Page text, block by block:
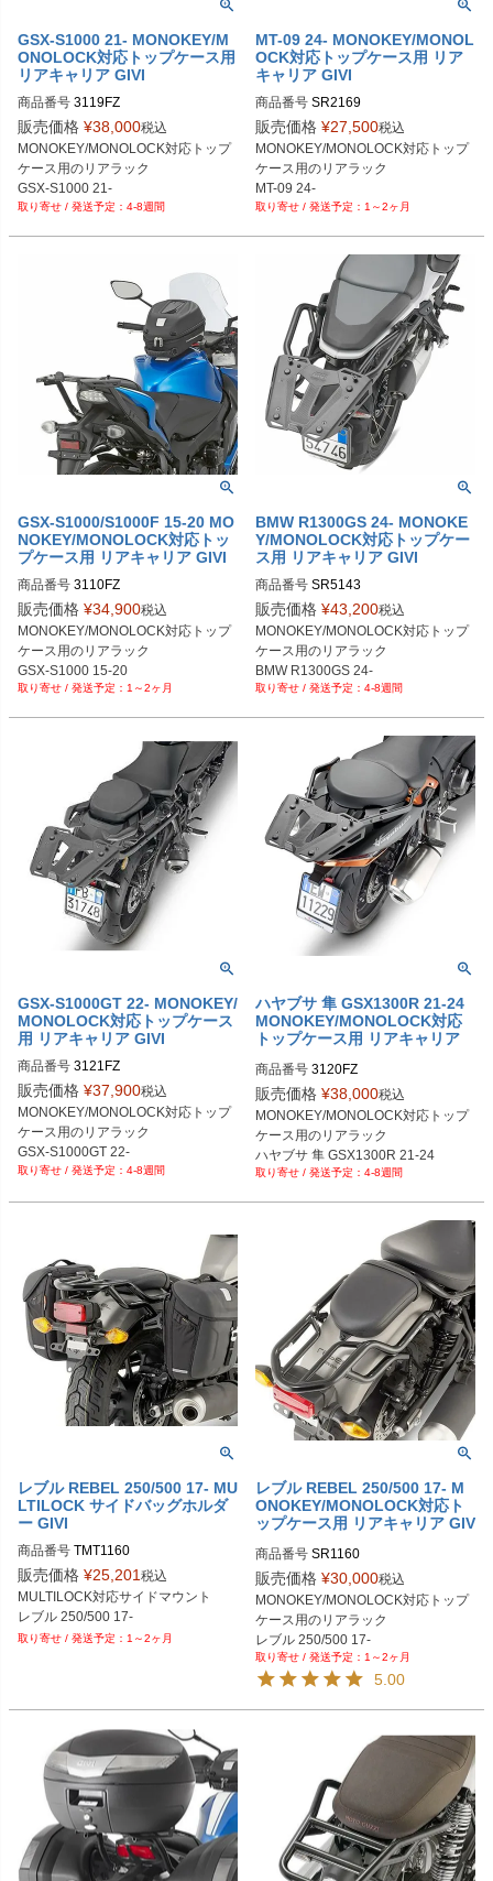
GSX-S1000 21- MONOKEY/M
ONOLOCK対応トップケース用
リアキャリア GIVI
商品番号 3119FZ
販売価格 ¥38,000税込
MONOKEY/MONOLOCK対応トップ
ケース用のリアラック
GSX-S1000 21-
4-8週間
MT-09 24- MONOKEY/MONOL
OCK対応トップケース用 リア
キャリア GIVI
商品番号 SR2169
販売価格 ¥27,500税込
MONOKEY/MONOLOCK対応トップ
ケース用のリアラック
MT-09 24-
1～2ヶ月
GSX-S1000/S1000F 15-20 MO
NOKEY/MONOLOCK対応トッ
プケース用 リアキャリア GIVI
商品番号 3110FZ
販売価格 ¥34,900税込
MONOKEY/MONOLOCK対応トップ
ケース用のリアラック
GSX-S1000 15-20
GSX-S1000F 15-201～2ヶ月
BMW R1300GS 24- MONOKE
Y/MONOLOCK対応トップケー
ス用 リアキャリア GIVI
商品番号 SR5143
販売価格 ¥43,200税込
MONOKEY/MONOLOCK対応トップ
ケース用のリアラック
BMW R1300GS 24-
4-8週間
GSX-S1000GT 22- MONOKEY/
MONOLOCK対応トップケース
用 リアキャリア GIVI
商品番号 3121FZ
販売価格 ¥37,900税込
MONOKEY/MONOLOCK対応トップ
ケース用のリアラック
4-8週間
ハヤブサ 隼 GSX1300R 21-24
MONOKEY/MONOLOCK対応
トップケース用 リアキャリア
商品番号 3120FZ
販売価格 ¥38,000税込
MONOKEY/MONOLOCK対応トップ
ケース用のリアラック
ハヤブサ 隼 GSX1300R 21-24
4-8週間
レブル REBEL 250/500 17- MU
LTILOCK サイドバッグホルダ
ー GIVI
商品番号
販売価格 ¥25,201税込
MULTILOCK対応サイドマウント
1～2ヶ月
レブル REBEL 250/500 17- M
ONOKEY/MONOLOCK対応ト
ップケース用 リアキャリア GIV
商品番号
販売価格 ¥30,000税込
MONOKEY/MONOLOCK対応トップ
ケース用のリアラック
1～2ヶ月
5.00